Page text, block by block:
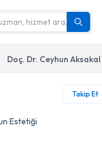
Doç. Dr. Ceyhun Aksakal
Takip Et
Estetiği